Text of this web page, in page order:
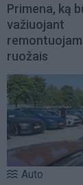
Primena, ką
važiuojant
ruožais
Auto